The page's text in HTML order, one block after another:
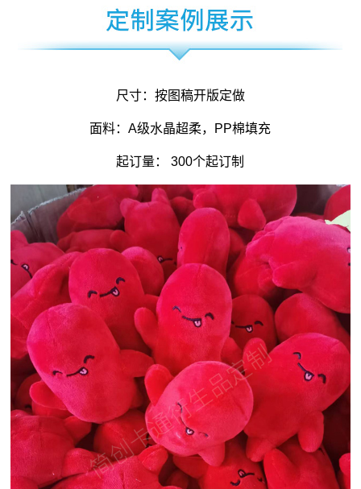
尺寸：按图稿开版定做
面料：A级水晶超柔，PP棉填充
起订量： 300个起订制